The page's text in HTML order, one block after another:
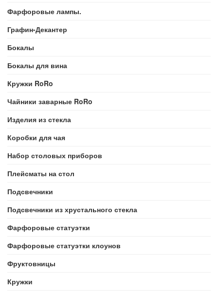
Фарфоровые лампы.
Графин-Декантер
Бокалы
Бокалы для вина
Кружки RoRo
Чайники заварные RoRo
Изделия из стекла
Коробки для чая
Набор столовых приборов
Плейсматы на стол
Подсвечники
Подсвечники из хрустального стекла
Фарфоровые статуэтки
Фарфоровые статуэтки клоунов
Фруктовницы
Кружки